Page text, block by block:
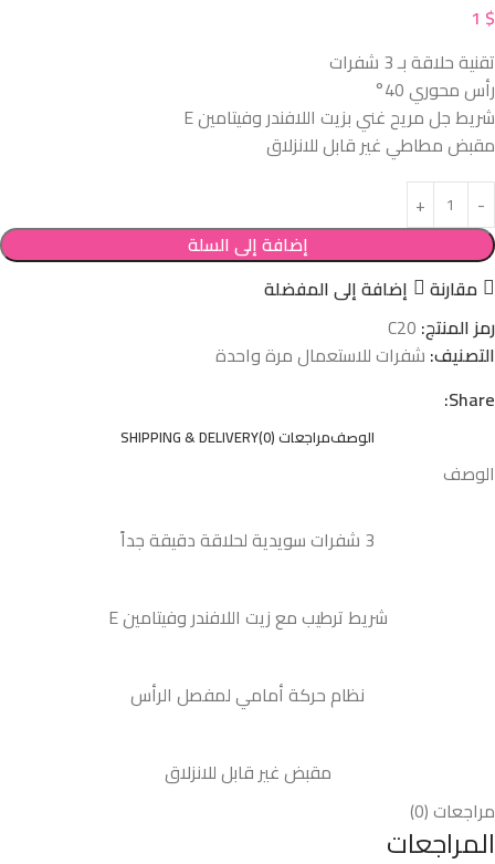
1 $
تقنية حلاقة بـ 3 شفرات
رأس محوري 40°
شريط جل مريح غني بزيت اللافندر وفيتامين E
مقبض مطاطي غير قابل للانزلاق
إضافة إلى السلة
مقارنة
إضافة إلى المفضلة
رمز المنتج: C20
التصنيف: شفرات للاستعمال مرة واحدة
Share:
الوصفمراجعات (0) SHIPPING & DELIVERY
الوصف
3 شفرات سويدية لحلاقة دقيقة جداً
شريط ترطيب مع زيت اللافندر وفيتامين E
نظام حركة أمامي لمفصل الرأس
مقبض غير قابل للانزلاق
مراجعات (0)
المراجعات